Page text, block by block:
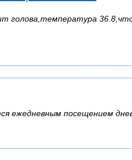
голова,температура
ежедневным посещением